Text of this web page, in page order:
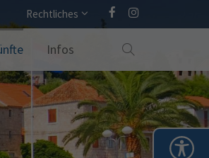
Rechtliches
Infos